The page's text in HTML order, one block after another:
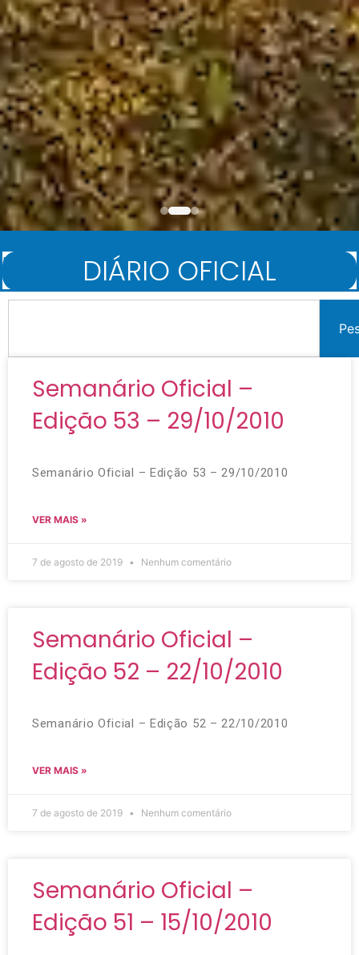
DIÁRIO OFICIAL
Início Diário Oficial
Semanário Oficial –
Edição 53 – 29/10/2010
Semanário Oficial – Edição 53 – 29/10/2010
VER MAIS »
7 de agosto de 2019 Nenhum comentário
Semanário Oficial –
Edição 52 – 22/10/2010
Semanário Oficial – Edição 52 – 22/10/2010
VER MAIS »
7 de agosto de 2019 Nenhum comentário
Semanário Oficial –
Edição 51 – 15/10/2010